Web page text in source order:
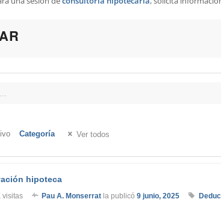
Categoría Ver todos
hipoteca
visitas Pau A. Monserrat la publicó 9 junio, 2025